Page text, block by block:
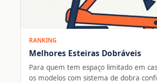
RANKING
Melhores Esteiras Dobráveis
Para quem tem espaço limitado em
os modelos com sistema de dobra